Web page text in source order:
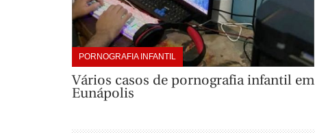
PORNOGRAFIA INFANTIL
Vários casos de pornografia infantil em
Eunápolis